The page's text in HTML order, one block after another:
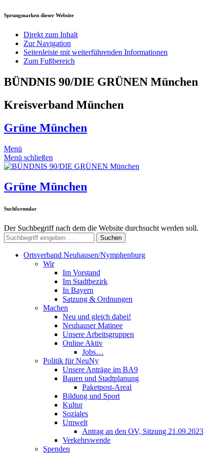
Sprungmarken dieser Website
Direkt zum Inhalt
Zur Navigation
Seitenleiste mit weiterführenden Informationen
Zum Fußbereich
BÜNDNIS 90/DIE GRÜNEN München
Kreisverband München
Grüne München
Menü
Menü schließen
Grüne München
Suchformular
Der Suchbegriff nach dem die Website durchsucht werden soll.
Suchen
Ortsverband Neuhausen/Nymphenburg
Wir
Im Vorstand
Im Stadtbezirk
In Bayern
Satzung & Ordnungen
Machen
Neu und gleich dabei!
Neuhauser Matinee
Unsere Arbeitsgruppen
Online Aktiv
Jobs…
Politik für NeuNy
Unsere Anträge im BA9
Bauen und Stadtplanung
Paketpost-Areal
Bildung und Sport
Kultur
Soziales
Umwelt
Antrag an den OV, Sitzung 21.09.2023
Verkehrswende
Spenden